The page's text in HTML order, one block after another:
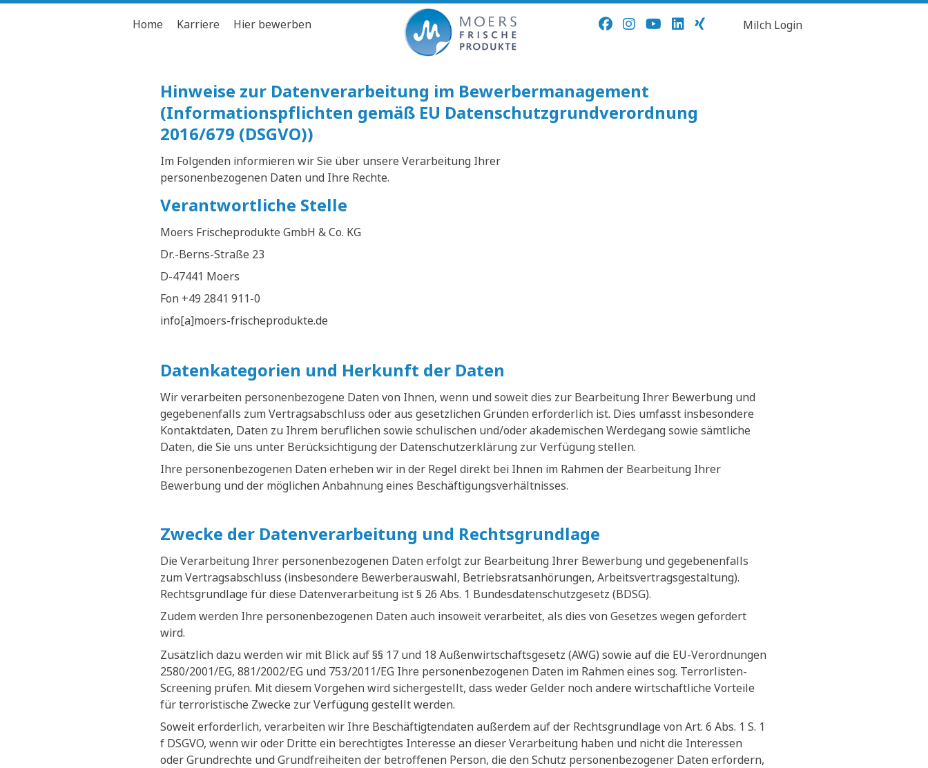
Home Karriere Hier bewerben Milch Login
Hinweise zur Datenverarbeitung im Bewerbermanagement
(Informationspflichten gemäß EU Datenschutzgrundverordnung
2016/679 (DSGVO))
Im Folgenden informieren wir Sie über unsere Verarbeitung Ihrer
personenbezogenen Daten und Ihre Rechte.
Verantwortliche Stelle
Moers Frischeprodukte GmbH & Co. KG
Dr.-Berns-Straße 23
D-47441 Moers
Fon +49 2841 911-0
info[a]moers-frischeprodukte.de
Datenkategorien und Herkunft der Daten
Wir verarbeiten personenbezogene Daten von Ihnen, wenn und soweit dies zur Bearbeitung Ihrer Bewerbung und
gegebenenfalls zum Vertragsabschluss oder aus gesetzlichen Gründen erforderlich ist. Dies umfasst insbesondere
Kontaktdaten, Daten zu Ihrem beruflichen sowie schulischen und/oder akademischen Werdegang sowie sämtliche
Daten, die Sie uns unter Berücksichtigung der Datenschutzerklärung zur Verfügung stellen.
Ihre personenbezogenen Daten erheben wir in der Regel direkt bei Ihnen im Rahmen der Bearbeitung Ihrer
Bewerbung und der möglichen Anbahnung eines Beschäftigungsverhältnisses.
Zwecke der Datenverarbeitung und Rechtsgrundlage
Die Verarbeitung Ihrer personenbezogenen Daten erfolgt zur Bearbeitung Ihrer Bewerbung und gegebenenfalls
zum Vertragsabschluss (insbesondere Bewerberauswahl, Betriebsratsanhörungen, Arbeitsvertragsgestaltung).
Rechtsgrundlage für diese Datenverarbeitung ist § 26 Abs. 1 Bundesdatenschutzgesetz (BDSG).
Zudem werden Ihre personenbezogenen Daten auch insoweit verarbeitet, als dies von Gesetzes wegen gefordert
wird.
Zusätzlich dazu werden wir mit Blick auf §§ 17 und 18 Außenwirtschaftsgesetz (AWG) sowie auf die EU-Verordnungen
2580/2001/EG, 881/2002/EG und 753/2011/EG Ihre personenbezogenen Daten im Rahmen eines sog. Terrorlisten-
Screening prüfen. Mit diesem Vorgehen wird sichergestellt, dass weder Gelder noch andere wirtschaftliche Vorteile
für terroristische Zwecke zur Verfügung gestellt werden.
Soweit erforderlich, verarbeiten wir Ihre Beschäftigtendaten außerdem auf der Rechtsgrundlage von Art. 6 Abs. 1 S. 1
f DSGVO, wenn wir oder Dritte ein berechtigtes Interesse an dieser Verarbeitung haben und nicht die Interessen
oder Grundrechte und Grundfreiheiten der betroffenen Person, die den Schutz personenbezogener Daten erfordern,